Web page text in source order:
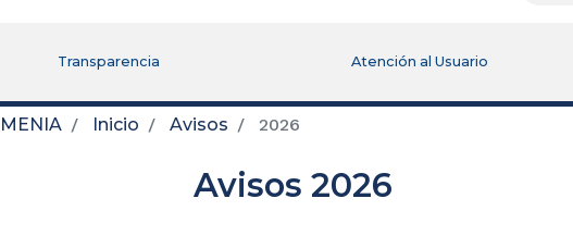
Transparencia Atención al Usuario
Inicio Avisos 2026
Avisos 2026